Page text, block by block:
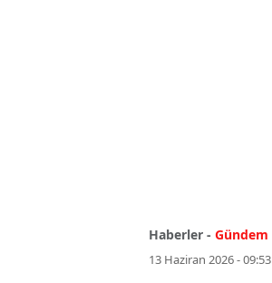
Haberler - Gündem
13 Haziran 2026 - 09:53